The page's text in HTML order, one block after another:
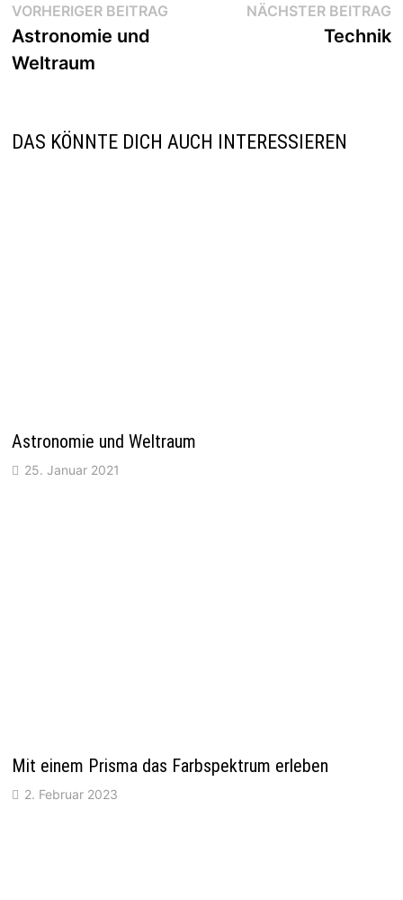
Beitragsnavigation
VORHERIGER BEITRAGVorheriger
Astronomie und
Weltraum
NÄCHSTER BEITRAG
Technik
DAS KÖNNTE DICH AUCH INTERESSIEREN
Astronomie und Weltraum
25. Januar 2021
Mit einem Prisma das Farbspektrum erleben
2. Februar 2023